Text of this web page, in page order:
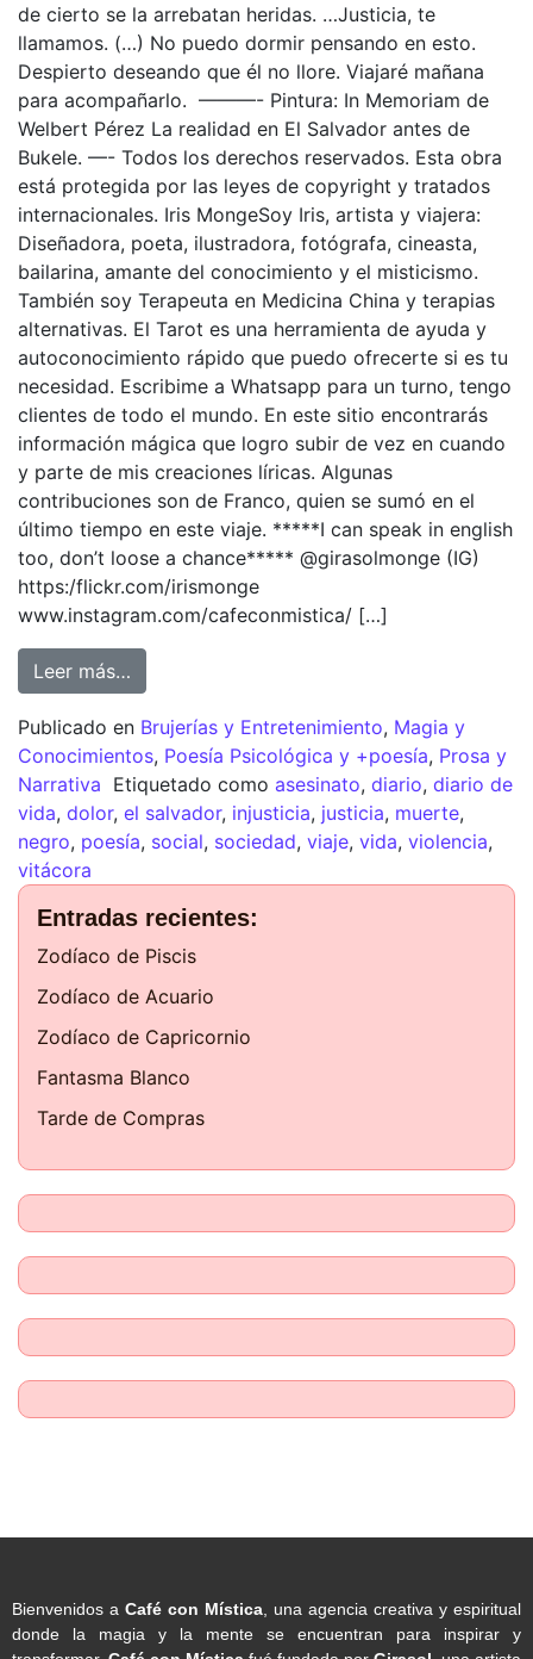
de cierto se la arrebatan heridas. …Justicia, te
llamamos. (…) No puedo dormir pensando en esto.
Despierto deseando que él no llore. Viajaré mañana
para acompañarlo. ———- Pintura: In Memoriam de
Welbert Pérez La realidad en El Salvador antes de
Bukele. —- Todos los derechos reservados. Esta obra
está protegida por las leyes de copyright y tratados
internacionales. Iris MongeSoy Iris, artista y viajera:
Diseñadora, poeta, ilustradora, fotógrafa, cineasta,
bailarina, amante del conocimiento y el misticismo.
También soy Terapeuta en Medicina China y terapias
alternativas. El Tarot es una herramienta de ayuda y
autoconocimiento rápido que puedo ofrecerte si es tu
necesidad. Escribime a Whatsapp para un turno, tengo
clientes de todo el mundo. En este sitio encontrarás
información mágica que logro subir de vez en cuando
y parte de mis creaciones líricas. Algunas
contribuciones son de Franco, quien se sumó en el
último tiempo en este viaje. *****I can speak in english
too, don’t loose a chance***** @girasolmonge (IG)
https:/flickr.com/irismonge
www.instagram.com/cafeconmistica/ […]
Leer más…
Publicado en Brujerías y Entretenimiento, Magia y
Conocimientos, Poesía Psicológica y +poesía, Prosa y
Narrativa Etiquetado como asesinato, diario, diario de
vida, dolor, el salvador, injusticia, justicia, muerte,
negro, poesía, social, sociedad, viaje, vida, violencia,
vitácora
Entradas recientes:
Zodíaco de Piscis
Zodíaco de Acuario
Zodíaco de Capricornio
Fantasma Blanco
Tarde de Compras
Bienvenidos a Café con Mística, una agencia creativa y espiritual
donde la magia y la mente se encuentran para inspirar y